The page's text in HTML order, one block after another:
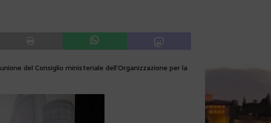
del Consiglio ministeriale dell’Organizzazione per la